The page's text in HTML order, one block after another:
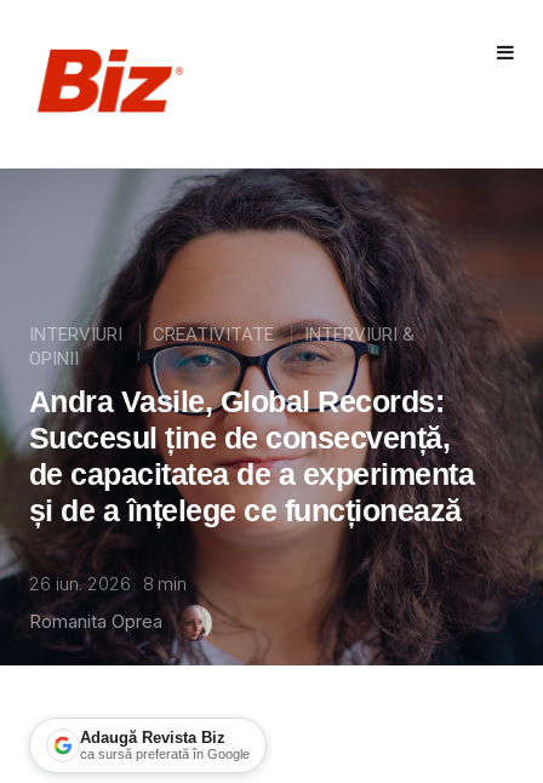
INTERVIURI CREATIVITATE
INTERVIURI &
OPINII
Andra Vasile, Global Records:
Succesul ține de consecvență,
de capacitatea de a experimenta
și de a înțelege ce funcționează
26 iun. 2026 8 min
Romanita Oprea
Adaugă Revista Biz
ca sursă preferată în Google